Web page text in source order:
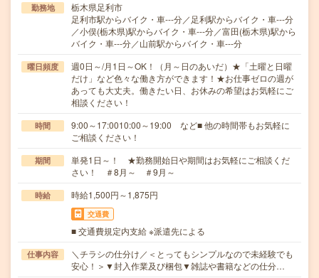
勤務地
栃木県足利市
足利市駅からバイク・車---分／足利駅からバイク・車---分
／小俣(栃木県)駅からバイク・車---分／富田(栃木県)駅から
バイク・車---分／山前駅からバイク・車---分
曜日頻度
週0日～/月1日～OK！（月～日のあいだ）★「土曜と日曜
だけ」など色々な働き方ができます！★お仕事ゼロの週が
あっても大丈夫。働きたい日、お休みの希望はお気軽にご
相談ください！
時間
9:00～17:0010:00～19:00 など■ 他の時間帯もお気軽に
ご相談ください！
期間
単発1日～！ ★勤務開始日や期間はお気軽にご相談くだ
さい！ ＃8月～ ＃9月～
時給 時給1,500円～1,875円
交通費
■ 交通費規定内支給 ※派遣先による
仕事内容
＼チラシの仕分け／＜とってもシンプルなので未経験でも
安心！＞▼封入作業及び梱包▼雑誌や書籍などの仕分…